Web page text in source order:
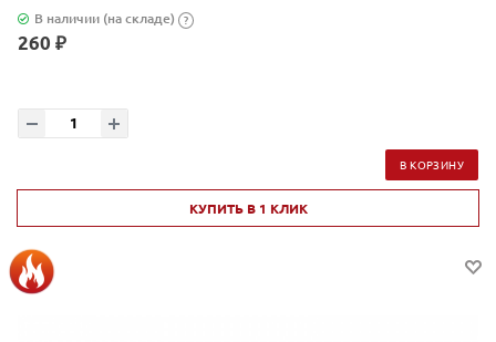
В наличии (на складе) ?
260 ₽
В КОРЗИНУ
КУПИТЬ В 1 КЛИК